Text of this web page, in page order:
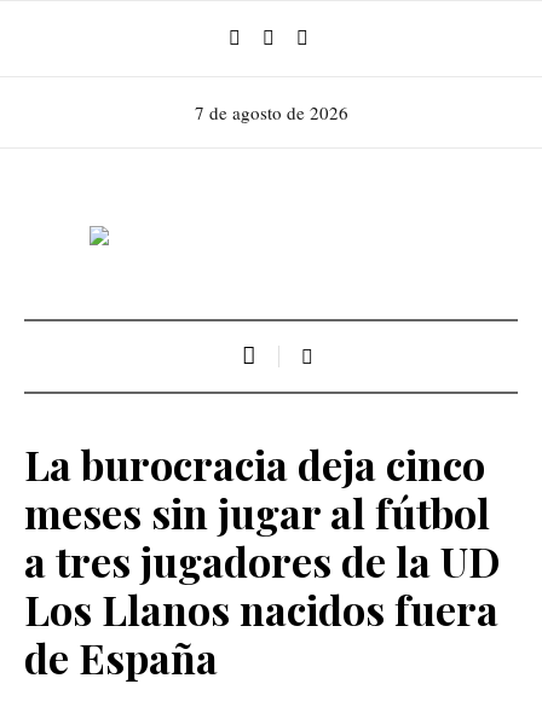
7 de agosto de 2026
La burocracia deja cinco
meses sin jugar al fútbol
a tres jugadores de la UD
Los Llanos nacidos fuera
de España